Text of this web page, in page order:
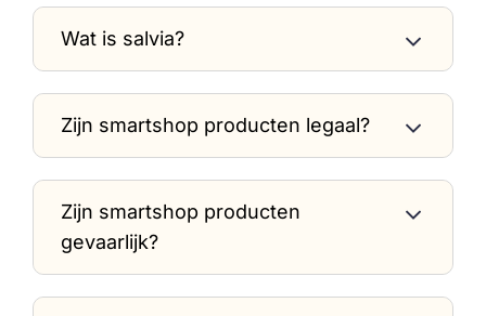
Wat is salvia?
Zijn smartshop producten legaal?
Zijn smartshop producten
gevaarlijk?